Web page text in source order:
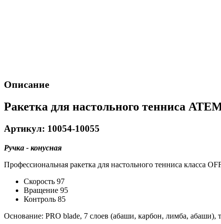
Описание
Ракетка для настольного тенниса
Артикул: 10054-10055
Ручка - конусная
Профессиональная ракетка для настольного тенниса класса
Скорость 97
Вращение 95
Контроль 85
Основание: PRO blade, 7 слоев (абаши, карбон, лимба, абаши),